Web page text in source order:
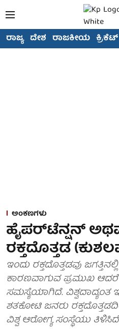
ರಾಜ್ಯ ದೇಶ ರಾಜಕೀಯ ಕ್ರಿಕೆಟ್
ಅಂಕಣಗಳು
ಹೈಪರ್‌ಟೆನ್ಷನ್
ರಕ್ತದೊತ್ತಡ
ಇಂದು ರಕ್ತದೊತ್ತಡವು
ಕಾರಣವಾಗುವ ಪ್ರಮುಖ
ಸಮಸ್ಯೆಯಾಗಿದೆ. ವಿಶ್ವದಾದ್ಯಂತ
ಶತಕೋಟಿ ಜನರು
ವಿಶ್ವ ಆರೋಗ್ಯ ಸಂಸ್ಥೆಯು